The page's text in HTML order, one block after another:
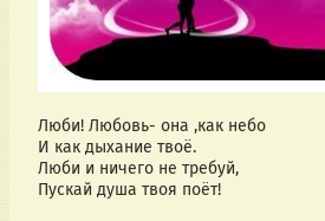
Люби! Любовь- она ,как небо
И как дыхание твоё.
Люби и ничего не требуй,
Пускай душа твоя поёт!